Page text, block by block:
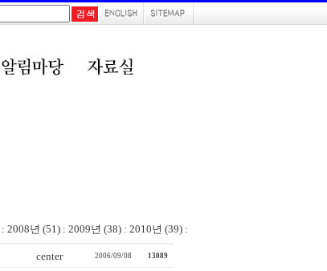
: 2008년 (51) : 2009년 (38) : 2010년 (39) :
center 2006/09/08 13089